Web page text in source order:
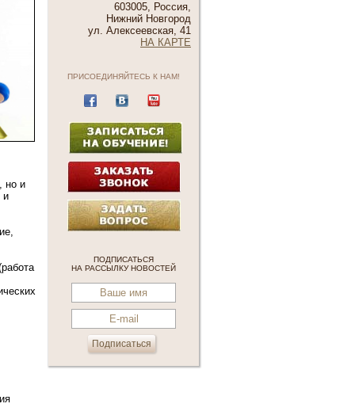
но и
и
603005, Россия,
Нижний Новгород
ул. Алексеевская, 41
НА КАРТЕ
ПРИСОЕДИНЯЙТЕСЬ К НАМ!
ПОДПИСАТЬСЯ
НА РАССЫЛКУ НОВОСТЕЙ